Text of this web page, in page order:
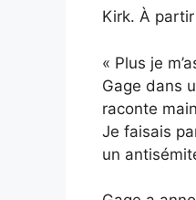
Kirk. À
« Plus je
Gage dans
raconte
Je faisais
un